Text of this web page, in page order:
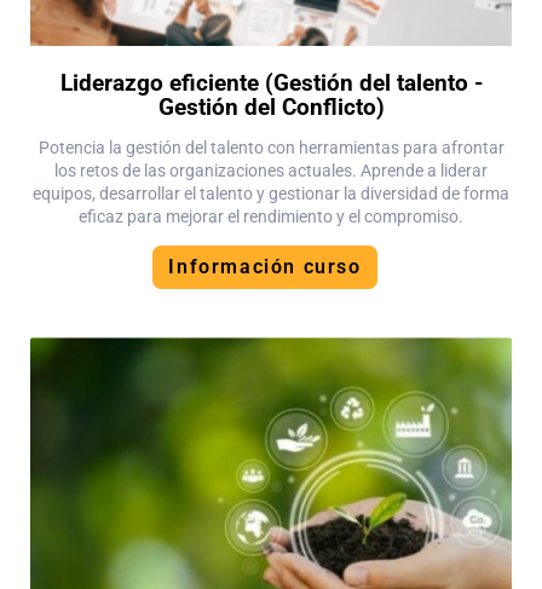
Liderazgo eficiente (Gestión del talento -
Gestión del Conflicto)
Potencia la gestión del talento con herramientas para afrontar
los retos de las organizaciones actuales. Aprende a liderar
equipos, desarrollar el talento y gestionar la diversidad de forma
eficaz para mejorar el rendimiento y el compromiso.
Información curso